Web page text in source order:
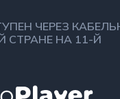
ЧЕРЕЗ
СТРАНЕ НА 11-Й